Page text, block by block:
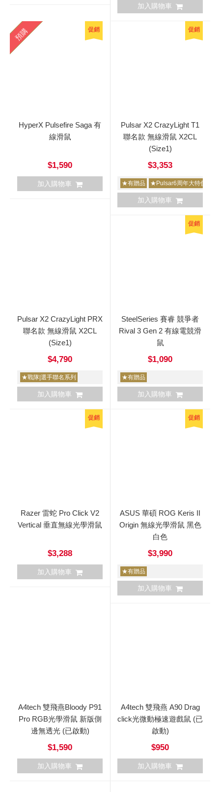
加入購物車
預購 促銷
HyperX Pulsefire Saga 有
線滑鼠
$1,590
加入購物車
促銷
Pulsar X2 CrazyLight T1
聯名款 無線滑鼠 X2CL
(Size1)
$3,353
★有贈品 ★Pulsar6周年大特價
加入購物車
Pulsar X2 CrazyLight PRX
聯名款 無線滑鼠 X2CL
(Size1)
$4,790
★戰隊|選手聯名系列
加入購物車
促銷
SteelSeries 賽睿 競爭者
Rival 3 Gen 2 有線電競滑
鼠
$1,090
★有贈品
加入購物車
促銷
Razer 雷蛇 Pro Click V2
Vertical 垂直無線光學滑鼠
$3,288
加入購物車
促銷
ASUS 華碩 ROG Keris II
Origin 無線光學滑鼠 黑色
白色
$3,990
★有贈品
加入購物車
A4tech 雙飛燕Bloody P91
Pro RGB光學滑鼠 新版側
邊無透光 (已啟動)
$1,590
加入購物車
A4tech 雙飛燕 A90 Drag
click光微動極速遊戲鼠 (已
啟動)
$950
加入購物車